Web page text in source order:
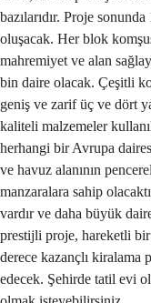
bazılarıdır. Proje
oluşacak. Her blok
mahremiyet ve alan
bin daire olacak. Çeşitli
geniş ve zarif üç ve dört
kaliteli malzemeler
herhangi bir Avrupa
ve havuz alanının
manzaralara sahip
vardır ve daha büyük
prestijli proje, hareketli bir
derece kazançlı kiralama
edecek. Şehirde tatil evi